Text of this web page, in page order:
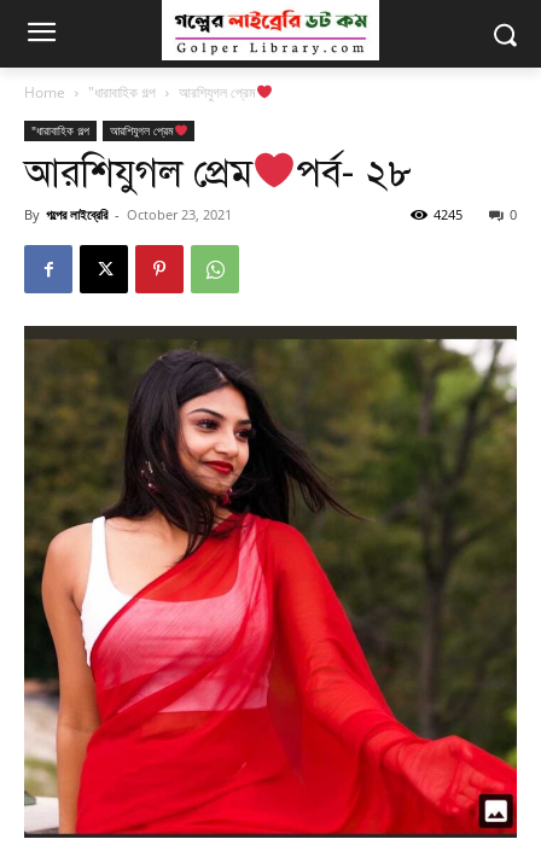
Home "ধারাবাহিক গল্প আরশিযুগল প্রেম
"ধারাবাহিক গল্প আরশিযুগল প্রেম
আরশিযুগল প্রেম পর্ব- ২৮
By গল্পের লাইব্রেরি - October 23, 2021 0
4245